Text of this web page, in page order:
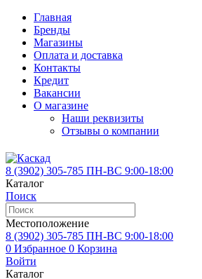
Главная
Бренды
Магазины
Оплата и доставка
Контакты
Кредит
Вакансии
О магазине
Наши реквизиты
Отзывы о компании
8 (3902) 305-785 ПН-ВС 9:00-18:00
Каталог
Поиск
Местоположение
8 (3902) 305-785 ПН-ВС 9:00-18:00
0 Избранное 0 Корзина
Войти
Каталог